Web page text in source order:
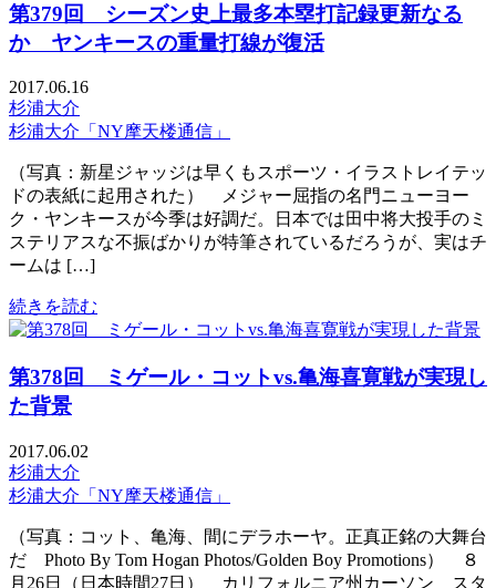
第379回 シーズン史上最多本塁打記録更新なる
か ヤンキースの重量打線が復活
2017.06.16
杉浦大介
杉浦大介「NY摩天楼通信」
（写真：新星ジャッジは早くもスポーツ・イラストレイテッ
ドの表紙に起用された） メジャー屈指の名門ニューヨー
ク・ヤンキースが今季は好調だ。日本では田中将大投手のミ
ステリアスな不振ばかりが特筆されているだろうが、実はチ
ームは […]
続きを読む
第378回 ミゲール・コットvs.亀海喜寛戦が実現し
た背景
2017.06.02
杉浦大介
杉浦大介「NY摩天楼通信」
（写真：コット、亀海、間にデラホーヤ。正真正銘の大舞台
だ Photo By Tom Hogan Photos/Golden Boy Promotions） ８
月26日（日本時間27日） カリフォルニア州カーソン スタ